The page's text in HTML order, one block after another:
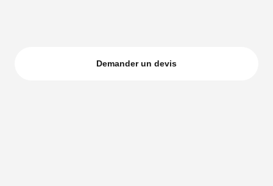
Demander un devis